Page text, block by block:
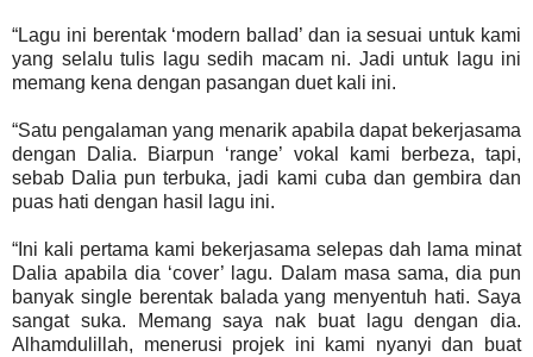
“Lagu ini berentak ‘modern ballad’ dan ia sesuai untuk kami
yang selalu tulis lagu sedih macam ni. Jadi untuk lagu ini
memang kena dengan pasangan duet kali ini.
“Satu pengalaman yang menarik apabila dapat bekerjasama
dengan Dalia. Biarpun ‘range’ vokal kami berbeza, tapi,
sebab Dalia pun terbuka, jadi kami cuba dan gembira dan
puas hati dengan hasil lagu ini.
“Ini kali pertama kami bekerjasama selepas dah lama minat
Dalia apabila dia ‘cover’ lagu. Dalam masa sama, dia pun
banyak single berentak balada yang menyentuh hati. Saya
sangat suka. Memang saya nak buat lagu dengan dia.
Alhamdulillah, menerusi projek ini kami nyanyi dan buat